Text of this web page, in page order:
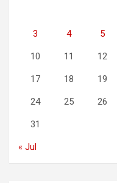
3 4 5
10 11 12
17 18 19
24 25 26
31
« Jul